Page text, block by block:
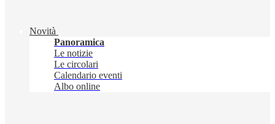
Novità
Panoramica
Le notizie
Le circolari
Calendario eventi
Albo online